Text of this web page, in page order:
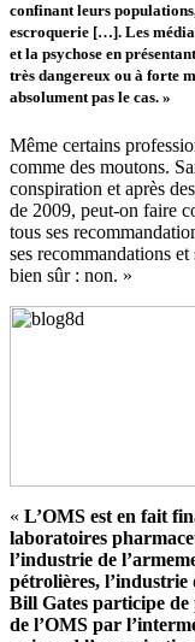
confinant leurs
escroquerie […]. Les
et la psychose en
très dangereux ou à forte
absolument pas le cas. »
Même certains
comme des moutons.
conspiration et après
de 2009, peut-on faire
tous ses
ses recommandations
bien sûr : non. »
« L’OMS est en fait
laboratoires
l’industrie de
pétrolières, l’industrie
Bill Gates participe de
de l’OMS par